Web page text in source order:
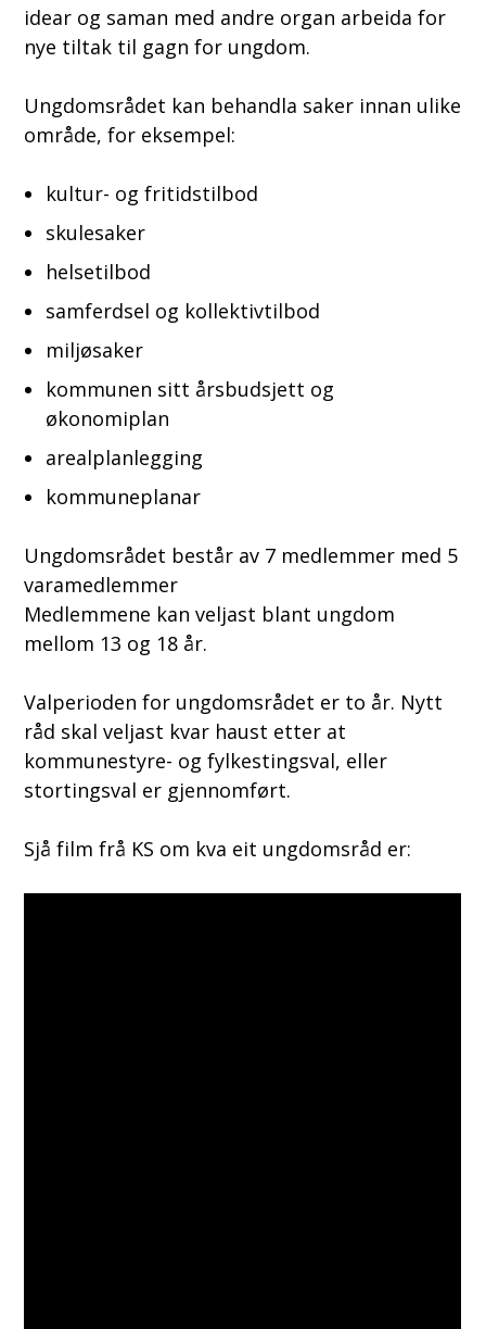
idear og saman med andre organ arbeida for
nye tiltak til gagn for ungdom.
Ungdomsrådet kan behandla saker innan ulike
område, for eksempel:
kultur- og fritidstilbod
skulesaker
helsetilbod
samferdsel og kollektivtilbod
miljøsaker
kommunen sitt årsbudsjett og
økonomiplan
arealplanlegging
kommuneplanar
Ungdomsrådet består av 7 medlemmer med 5
varamedlemmer
Medlemmene kan veljast blant ungdom
mellom 13 og 18 år.
Valperioden for ungdomsrådet er to år. Nytt
råd skal veljast kvar haust etter at
kommunestyre- og fylkestingsval, eller
stortingsval er gjennomført.
Sjå film frå KS om kva eit ungdomsråd er: